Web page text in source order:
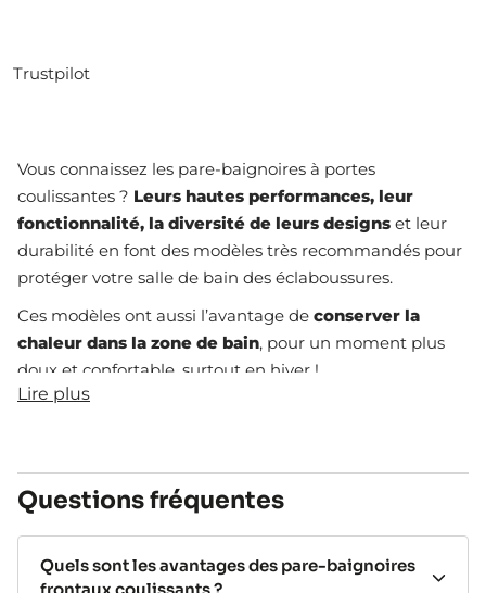
Trustpilot
Vous connaissez les pare-baignoires à portes
coulissantes ? Leurs hautes performances, leur
fonctionnalité, la diversité de leurs designs et leur
durabilité en font des modèles très recommandés pour
protéger votre salle de bain des éclaboussures.
Ces modèles ont aussi l’avantage de conserver la
chaleur dans la zone de bain, pour un moment plus
doux et confortable, surtout en hiver !
En outre, les pare-baignoires frontaux à portes
pour les ouvrir, ce qui évite tout risque de heurter un
meuble ou un objet.
Nos pare-baignoires
Lire plus
Questions fréquentes
Quels sont les avantages des pare-baignoires